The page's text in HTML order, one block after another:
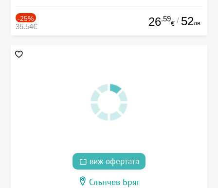
-25%
35.54€ 26.59
€ / 52лв.
виж офертата
Слънчев Бряг